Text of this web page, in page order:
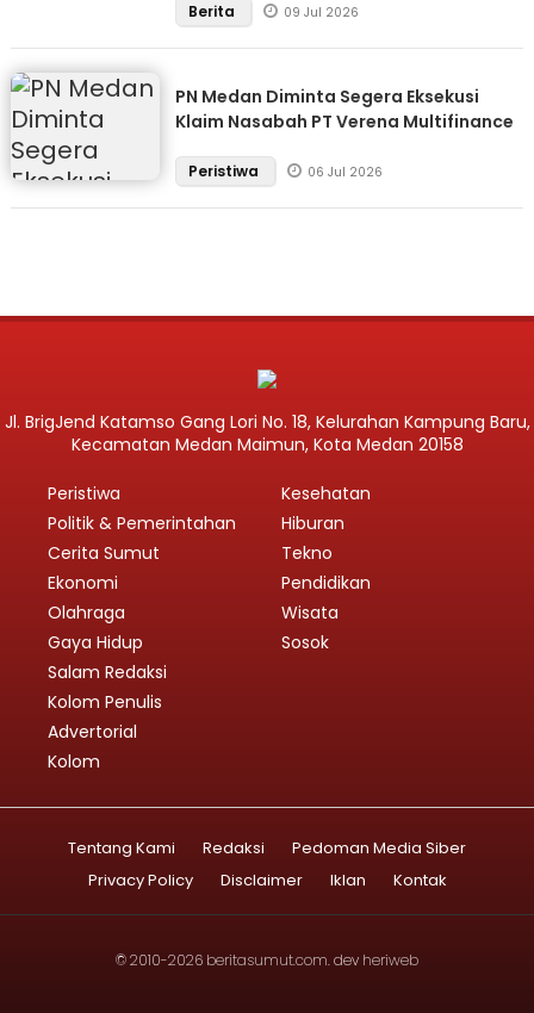
Berita 09 Jul 2026
PN Medan Diminta Segera Eksekusi
Klaim Nasabah PT Verena Multifinance
Peristiwa 06 Jul 2026
Jl. BrigJend Katamso Gang Lori No. 18, Kelurahan Kampung Baru,
Kecamatan Medan Maimun, Kota Medan 20158
Peristiwa
Politik & Pemerintahan
Cerita Sumut
Ekonomi
Olahraga
Gaya Hidup
Kesehatan
Hiburan
Tekno
Pendidikan
Wisata
Sosok
Salam Redaksi
Kolom Penulis
Advertorial
Kolom
Tentang Kami Redaksi
Pedoman Media Siber
Privacy Policy
Disclaimer Iklan Kontak
© 2010-2026 beritasumut.com. dev heriweb